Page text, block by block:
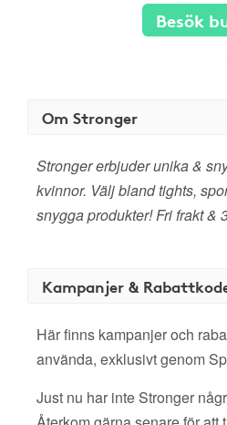
Besök
Om Stronger
Stronger erbjuder unika &
kvinnor. Välj bland tights,
snygga produkter! Fri frakt &
Kampanjer &
Här finns kampanjer och
använda, exklusivt genom
Just nu har inte Stronger